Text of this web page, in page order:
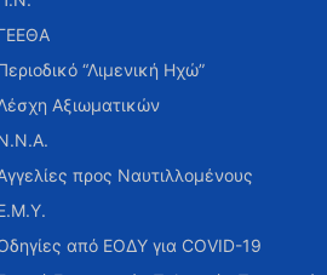
“Λιμενική Ηχώ”
Αξιωματικών
προς Ναυτιλλομένους
από ΕΟΔΥ για COVID-19